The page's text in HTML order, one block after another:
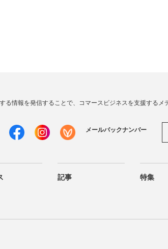
る情報を発信することで、コマースビジネスを支援するメ
メールバックナンバー
記事 特集